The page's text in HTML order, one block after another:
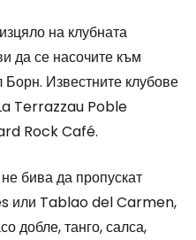
на клубната
да се насочите към
Известните клубове
Terrazzau Poble
Rock Café.
бива да пропускат
или Tablao del Carmen,
добле, танго, салса,